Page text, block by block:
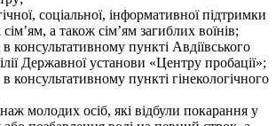
соціальної, інформативної підтримки
а також сім’ям загиблих воїнів;
консультативному пункті Авдіївського
Державної установи «Центру пробації»;
консультативному пункті гінекологічного
молодих осіб, які відбули покарання у